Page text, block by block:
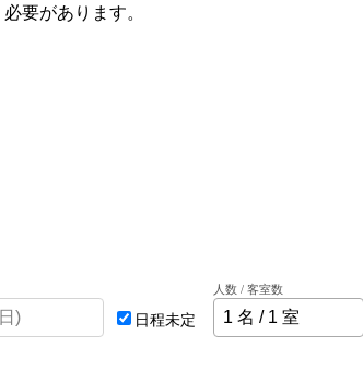
要があります。
日程未定
人数 / 客室数